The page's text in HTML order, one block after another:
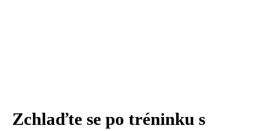
Zchlaďte se po tréninku s